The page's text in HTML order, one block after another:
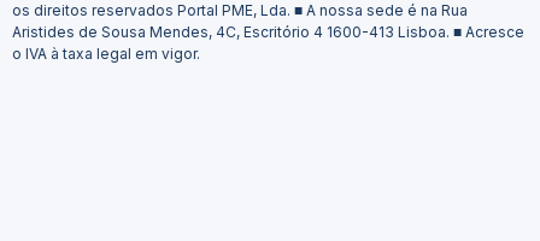
os direitos reservados Portal PME, Lda. ■ A nossa sede é na Rua
Aristides de Sousa Mendes, 4C, Escritório 4 1600-413 Lisboa. ■ Acresce
o IVA à taxa legal em vigor.